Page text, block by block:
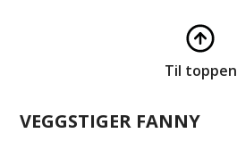
Til toppen
VEGGSTIGER FANNY